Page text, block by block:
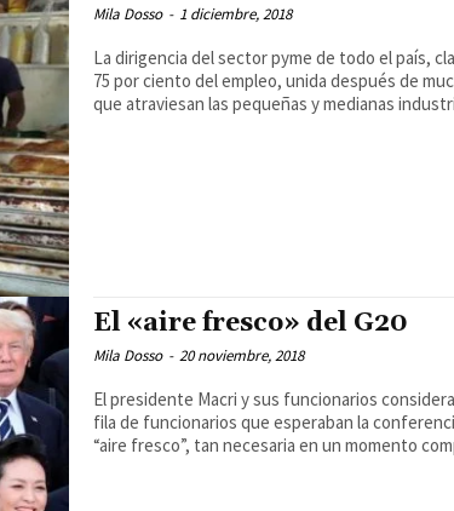
Mila Dosso - 1 diciembre, 2018
La dirigencia del sector pyme de todo el país,
75 por ciento del empleo, unida después de muchos intentos fallidos, advirtió sobre la situación económica
que atraviesan las pequeñas y medianas
El «aire fresco» del G20
Mila Dosso - 20 noviembre, 2018
El presidente Macri y sus funcionarios consideraron un “éxito” el paso del G20 por la Argentina. En la primera
fila de funcionarios que esperaban la
“aire fresco”, tan necesaria en un momento